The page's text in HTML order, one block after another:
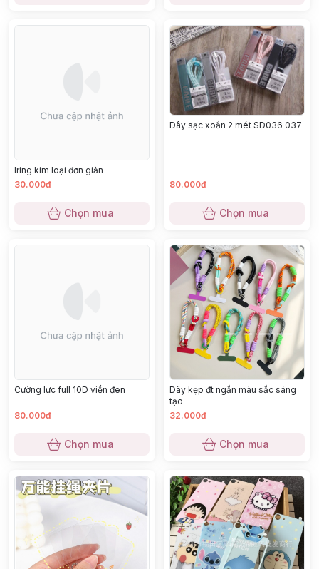
Iring kim loại đơn giản
30.000đ
Chọn mua
Dây sạc xoắn 2 mét SD036 037
80.000đ
Chọn mua
Cường lực full 10D viền đen
80.000đ
Chọn mua
Dây kẹp đt ngắn màu sắc sáng
tạo
32.000đ
Chọn mua